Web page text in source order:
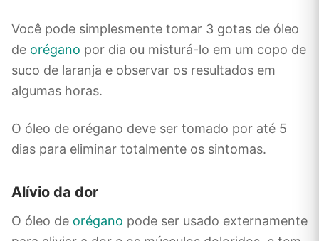
Você pode simplesmente tomar 3 gotas de óleo
de orégano por dia ou misturá-lo em um copo de
suco de laranja e observar os resultados em
algumas horas.
O óleo de orégano deve ser tomado por até 5
dias para eliminar totalmente os sintomas.
Alívio da dor
O óleo de orégano pode ser usado externamente